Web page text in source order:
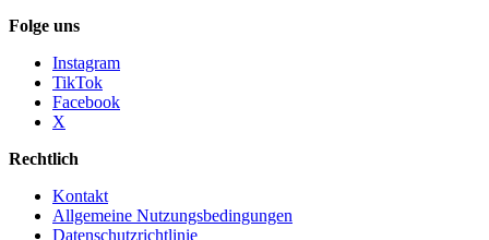
Folge uns
Instagram
TikTok
Facebook
X
Rechtlich
Kontakt
Allgemeine Nutzungsbedingungen
Datenschutzrichtlinie